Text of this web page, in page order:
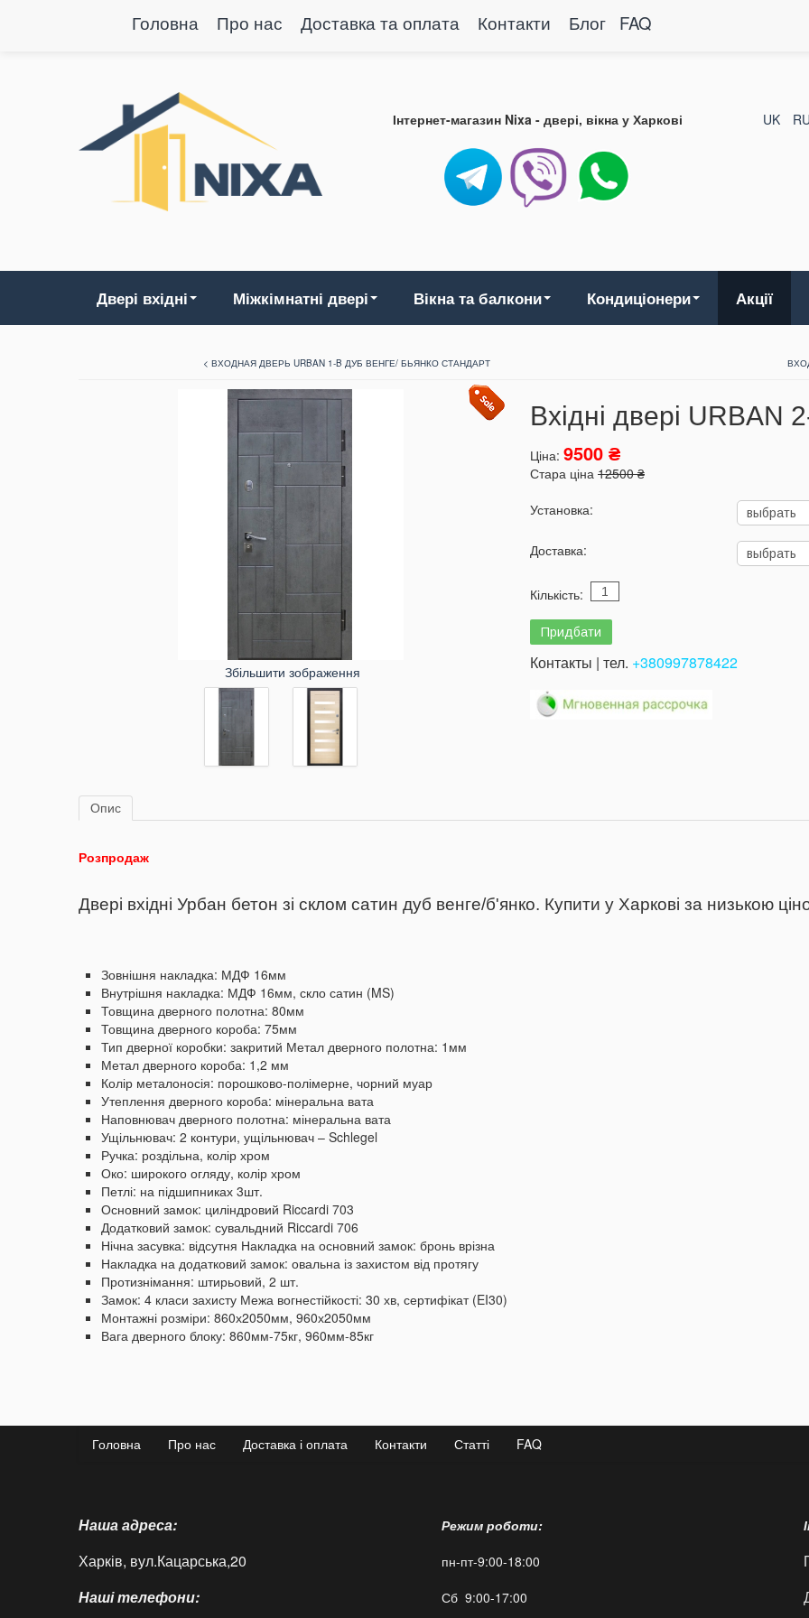
Головна Про нас Доставка та оплата Контакти Блог FAQ
Інтернет-магазин Nixa - двері, вікна у Харкові UK
Двері вхідні Міжкімнатні двері Вікна та балкони Кондиціонери Акції
< ВХОДНАЯ ДВЕРЬ URBAN 1-B ДУБ ВЕНГЕ/ БЬЯНКО СТАНДАРТ
Збільшити зображення
Вхідні двері URBAN
Ціна: 9500 ₴
Стара ціна 12500 ₴
Установка:
Доставка:
Кількість:
Контакты | тел. +380997878422
Опис
Розпродаж
Двері вхідні Урбан бетон зі склом сатин дуб венге/б'янко. Купити у Харкові за низькою
Зовнішня накладка: МДФ 16мм
Внутрішня накладка: МДФ 16мм, скло сатин (MS)
Товщина дверного полотна: 80мм
Товщина дверного короба: 75мм
Тип дверної коробки: закритий Метал дверного полотна: 1мм
Метал дверного короба: 1,2 мм
Колір металоносія: порошково-полімерне, чорний муар
Утеплення дверного короба: мінеральна вата
Наповнювач дверного полотна: мінеральна вата
Ущільнювач: 2 контури, ущільнювач – Schlegel
Ручка: роздільна, колір хром
Око: широкого огляду, колір хром
Петлі: на підшипниках 3шт.
Основний замок: циліндровий Riccardi 703
Додатковий замок: сувальдний Riccardi 706
Нічна засувка: відсутня Накладка на основний замок: бронь врізна
Накладка на додатковий замок: овальна із захистом від протягу
Протизнімання: штирьовий, 2 шт.
Замок: 4 класи захисту Межа вогнестійкості: 30 хв, сертифікат (EI30)
Монтажні розміри: 860х2050мм, 960х2050мм
Вага дверного блоку: 860мм-75кг, 960мм-85кг
Головна Про нас Доставка і оплата Контакти Статті FAQ
Наша адреса:
Харків, вул.Кацарська,20
Наші телефони:
Режим роботи:
пн-пт-9:00-18:00
Сб 9:00-17:00